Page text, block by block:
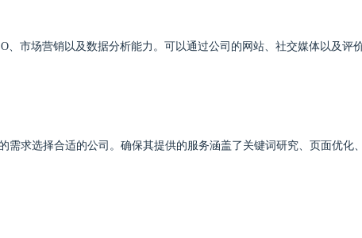
、市场营销以及数据分析能力。可以通过公司的网站、社交媒体以及评
需求选择合适的公司。确保其提供的服务涵盖了关键词研究、页面优化